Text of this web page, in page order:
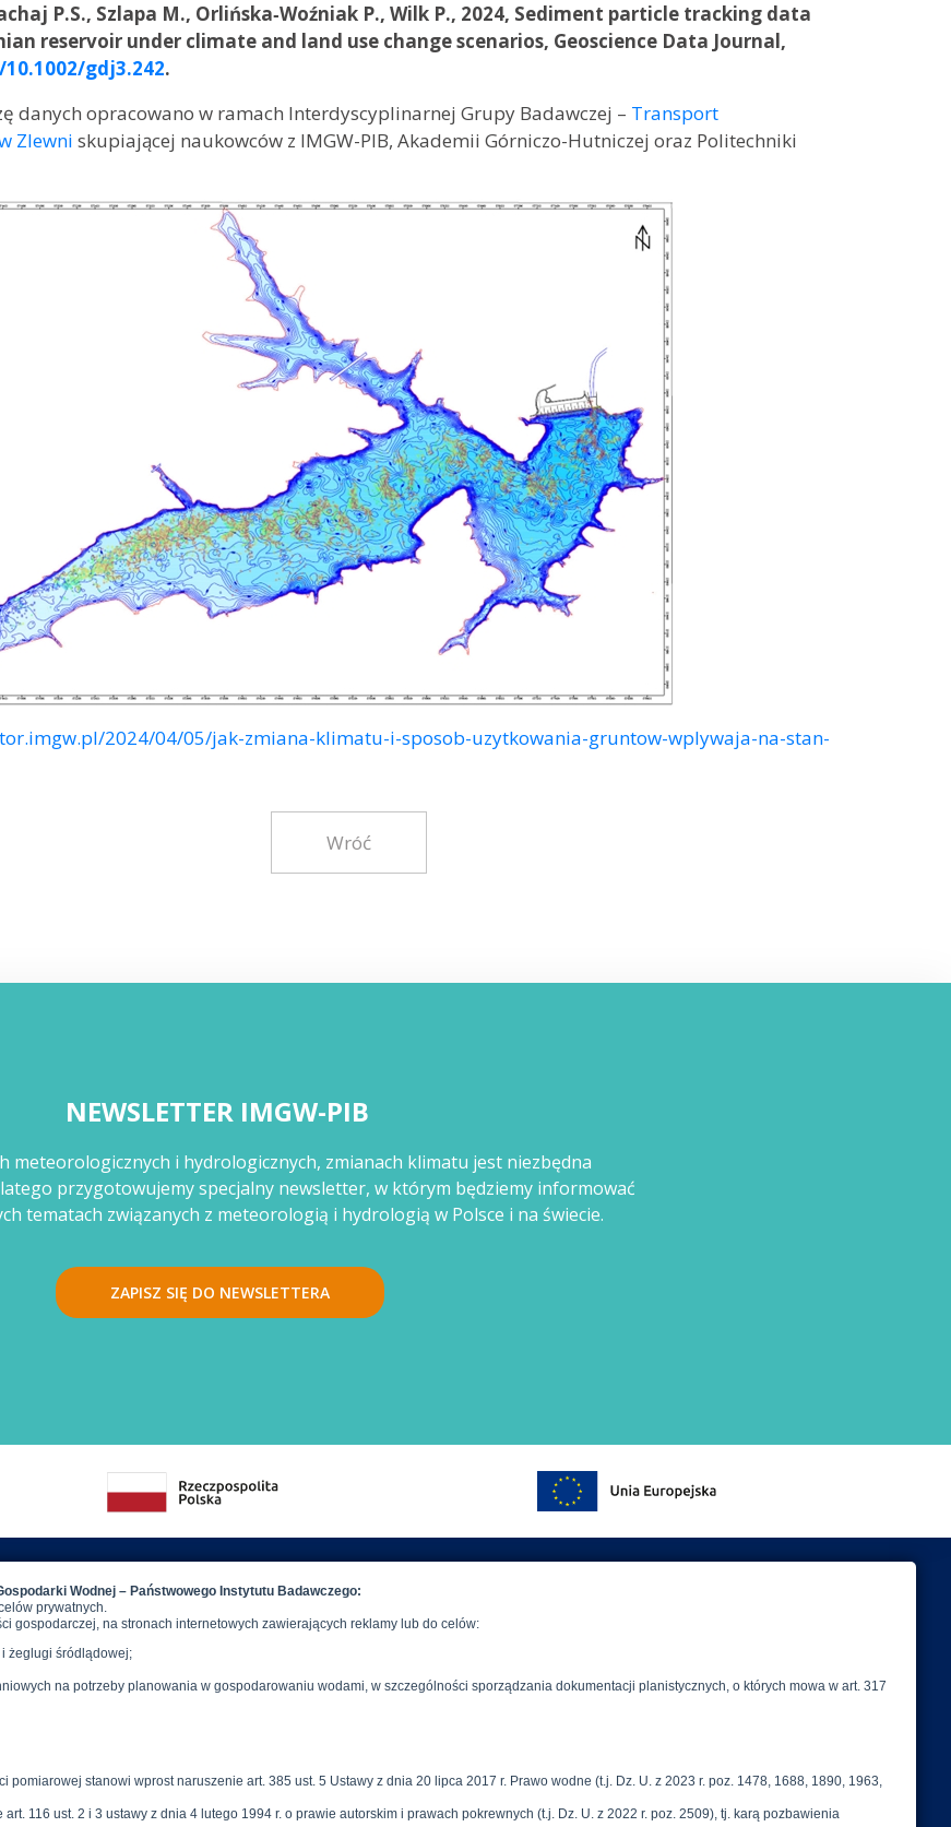
P.S., Szlapa M., Orlińska‐Woźniak P., Wilk P., 2024, Sediment particle tracking data
reservoir under climate and land use change scenarios, Geoscience Data Journal,
gdj3.242.
danych opracowano w ramach Interdyscyplinarnej Grupy Badawczej – Transport
Zlewni skupiającej naukowców z IMGW-PIB, Akademii Górniczo-Hutniczej oraz Politechniki
2024/04/05/jak-zmiana-klimatu-i-sposob-uzytkowania-gruntow-wplywaja-na-stan-
Wróć
NEWSLETTER IMGW-PIB
meteorologicznych i hydrologicznych, zmianach klimatu jest niezbędna
przygotowujemy specjalny newsletter, w którym będziemy informować
tematach związanych z meteorologią i hydrologią w Polsce i na świecie.
ZAPISZ SIĘ DO NEWSLETTERA
linki
i odpowiedzi
prywatności
Radiacyjna w Polsce
IMGW-PIB
ul. Podleśna 61
W.www.imgw.pl